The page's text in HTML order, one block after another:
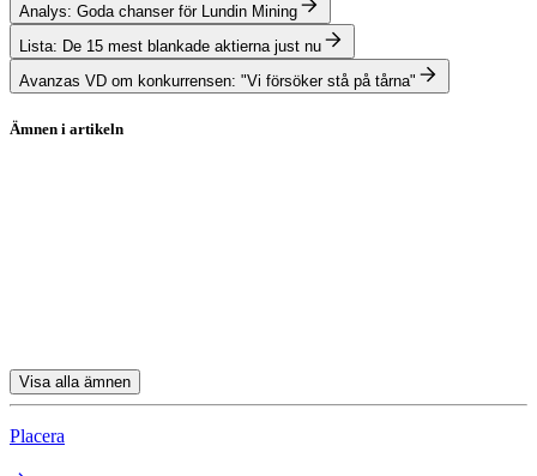
Analys: Goda chanser för Lundin Mining
Lista: De 15 mest blankade aktierna just nu
Avanzas VD om konkurrensen: "Vi försöker stå på tårna"
Ämnen i artikeln
Visa alla ämnen
Placera